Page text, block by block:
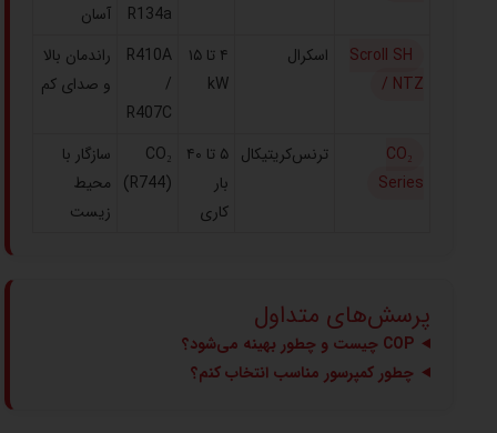
R134a
آسان
Scroll SH
/ NTZ
اسکرال
۴ تا ۱۵
kW
R410A
/
R407C
راندمان بالا
و صدای کم
CO₂
Series
ترنس‌کریتیکال
۵ تا ۴۰
بار
کاری
CO₂
(R744)
سازگار با
محیط
زیست
پرسش‌های متداول
COP چیست و چطور بهینه می‌شود؟
چطور کمپرسور مناسب انتخاب کنم؟